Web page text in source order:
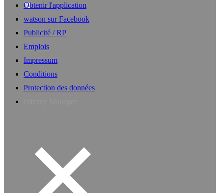
Obtenir l'application
watson sur Facebook
Publicité / RP
Emplois
Impressum
Conditions
Protection des données